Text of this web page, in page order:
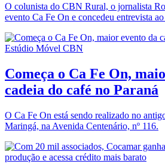
O colunista do CBN Rural, o jornalista
evento Ca Fe On e concedeu entrevista
Estúdio Móvel CBN
Começa o Ca Fe On,
cadeia do café no Paraná
O Ca Fe On está sendo realizado no
Maringá, na Avenida Centenário, nº 116.